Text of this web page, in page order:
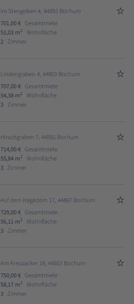
Im Stengelken 4, 44892 Bochum
701,00 € Gesamtmiete
51,03 m2
Wohnfläche
2 Zimmer
Lindengraben 4, 44803 Bochum
707,00 € Gesamtmiete
54,38 m2
Wohnfläche
3 Zimmer
Hirschgraben 7, 44892 Bochum
714,00 € Gesamtmiete
55,84 m2
Wohnfläche
3 Zimmer
Auf dem Hagedorn 17, 44867 Bochum
729,00 € Gesamtmiete
56,11 m2
Wohnfläche
3 Zimmer
Am Kreuzacker 19, 44803 Bochum
750,00 € Gesamtmiete
58,17 m2
Wohnfläche
3 Zimmer